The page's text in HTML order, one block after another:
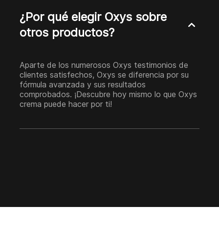
¿Por qué elegir Oxys sobre
otros productos?
Aparte de los numerosos Oxys testimonios de
clientes satisfechos, Oxys se diferencia por su
fórmula avanzada y sus resultados
comprobados. ¡Descubre hoy mismo lo que Oxys
crema puede hacer por ti!